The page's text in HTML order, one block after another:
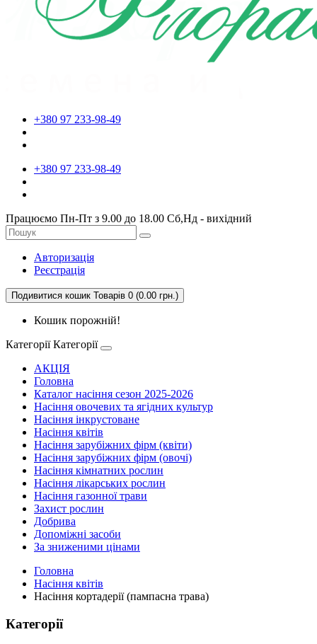
+380 97 233-98-49
+380 97 233-98-49
Працюємо Пн-Пт з 9.00 до 18.00 Сб,Нд - вихідний
Авторизація
Реєстрація
Подивитися кошик Товарів 0 (0.00 грн.)
Кошик порожній!
Категорії Категорії
АКЦІЯ
Головна
Каталог насіння сезон 2025-2026
Насіння овочевих та ягідних культур
Насіння інкрустоване
Насіння квітів
Насіння зарубіжних фірм (квіти)
Насіння зарубіжних фірм (овочі)
Насіння кімнатних рослин
Насіння лікарських рослин
Насіння газонної трави
Захист рослин
Добрива
Допоміжні засоби
За зниженими цінами
Головна
Насіння квітів
Насіння кортадерії (пампасна трава)
Категорії